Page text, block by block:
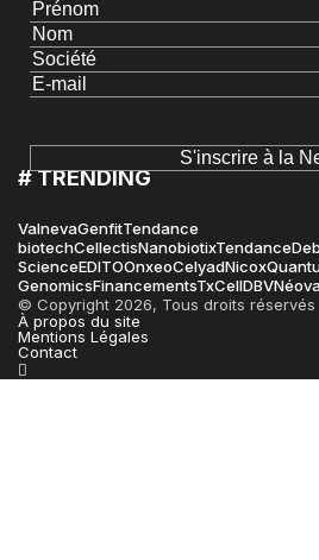
# TRENDING
ValnevaGenfitTendance
biotechCellectisNanobiotixTendance
ScienceEDITOOnxeoCelyadNicox
GenomicsFinancementsTxCellDBV
© Copyright 2026, Tous droits réservés
À propos du site
Mentions Légales
Contact